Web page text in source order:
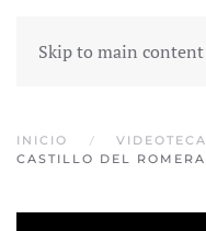
Skip to main content
INICIO VIDEOTECA
CASTILLO DEL